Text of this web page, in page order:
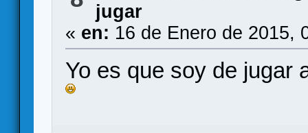
jugar
« en: 16 de Enero de 2015,
Yo es que soy de jugar